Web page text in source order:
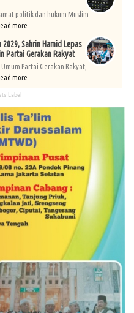
politik dan hukum Muslim...
more
Sahrin Hamid Lepas
Partai Gerakan Rakyat
Partai Gerakan Rakyat,...
more
Label